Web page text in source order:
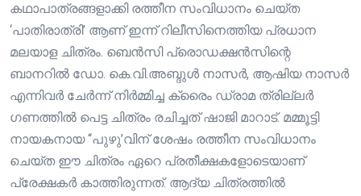
കഥാപാത്രങ്ങളാക്കി രത്തീന സംവിധാനം ചെയ്ത
‘പാതിരാത്രി’ ആണ് ഇന്ന് റിലീസിനെത്തിയ പ്രധാന
മലയാള ചിത്രം. ബെൻസി പ്രൊഡക്ഷൻസിന്റെ
ബാനറിൽ ഡോ. കെ.വി.അബ്ദുൾ നാസർ, ആഷിയ നാസർ
എന്നിവർ ചേർന്ന് നിർമ്മിച്ച ക്രൈം ഡ്രാമ ത്രില്ലർ
ഗണത്തിൽ പെട്ട ചിത്രം രചിച്ചത് ഷാജി മാറാട്. മമ്മൂട്ടി
നായകനായ “പുഴു’വിന് ശേഷം രത്തീന സംവിധാനം
ചെയ്ത ഈ ചിത്രം ഏറെ പ്രതീക്ഷകളോടെയാണ്
പ്രേക്ഷകർ കാത്തിരുന്നത്. ആദ്യ ചിത്രത്തിൽ